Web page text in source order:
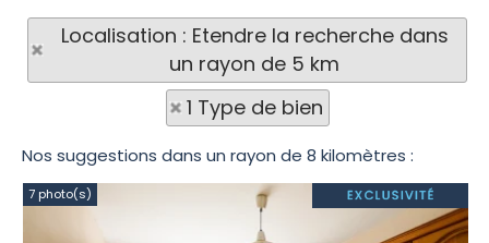
Localisation : Etendre la recherche dans
un rayon de 5 km
1 Type de bien
Nos suggestions dans un rayon de 8 kilomètres :
7 photo(s)